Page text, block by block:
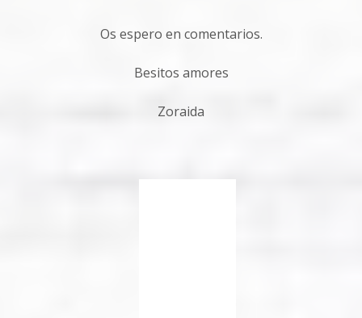
Os espero en comentarios.
Besitos amores
Zoraida